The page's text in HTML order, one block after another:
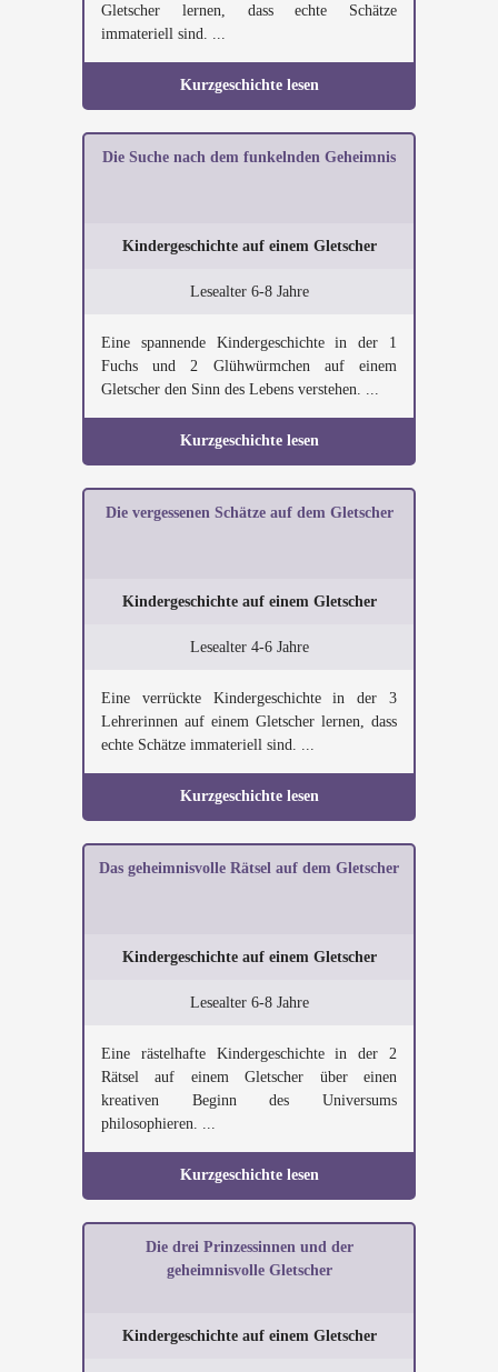
Gletscher lernen, dass echte Schätze
immateriell sind. ...
Kurzgeschichte lesen
Die Suche nach dem funkelnden Geheimnis
Kindergeschichte auf einem Gletscher
Lesealter 6-8 Jahre
Eine spannende Kindergeschichte in der 1
Fuchs und 2 Glühwürmchen auf einem
Gletscher den Sinn des Lebens verstehen. ...
Kurzgeschichte lesen
Die vergessenen Schätze auf dem Gletscher
Kindergeschichte auf einem Gletscher
Lesealter 4-6 Jahre
Eine verrückte Kindergeschichte in der 3
Lehrerinnen auf einem Gletscher lernen, dass
echte Schätze immateriell sind. ...
Kurzgeschichte lesen
Das geheimnisvolle Rätsel auf dem Gletscher
Kindergeschichte auf einem Gletscher
Lesealter 6-8 Jahre
Eine rästelhafte Kindergeschichte in der 2
Rätsel auf einem Gletscher über einen
kreativen Beginn des Universums
philosophieren. ...
Kurzgeschichte lesen
Die drei Prinzessinnen und der
geheimnisvolle Gletscher
Kindergeschichte auf einem Gletscher